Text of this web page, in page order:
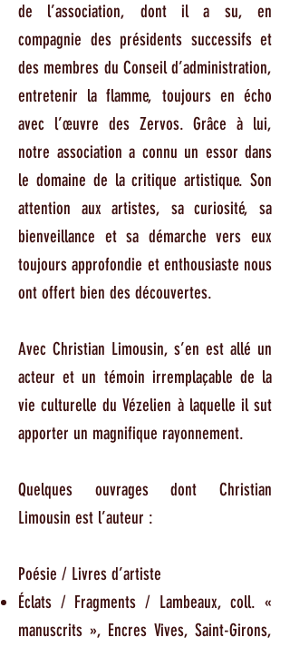
de l’association, dont il a su, en
compagnie des présidents successifs et
des membres du Conseil d’administration,
entretenir la flamme, toujours en écho
avec l’œuvre des Zervos. Grâce à lui,
notre association a connu un essor dans
le domaine de la critique artistique. Son
attention aux artistes, sa curiosité, sa
bienveillance et sa démarche vers eux
toujours approfondie et enthousiaste nous
ont offert bien des découvertes.
Avec Christian Limousin, s’en est allé un
acteur et un témoin irremplaçable de la
vie culturelle du Vézelien à laquelle il sut
apporter un magnifique rayonnement.
Quelques ouvrages dont Christian
Limousin est l’auteur :
Poésie / Livres d’artiste
Éclats / Fragments / Lambeaux, coll. «
manuscrits », Encres Vives, Saint-Girons,